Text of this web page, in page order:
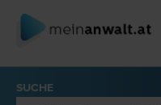
SUCHE